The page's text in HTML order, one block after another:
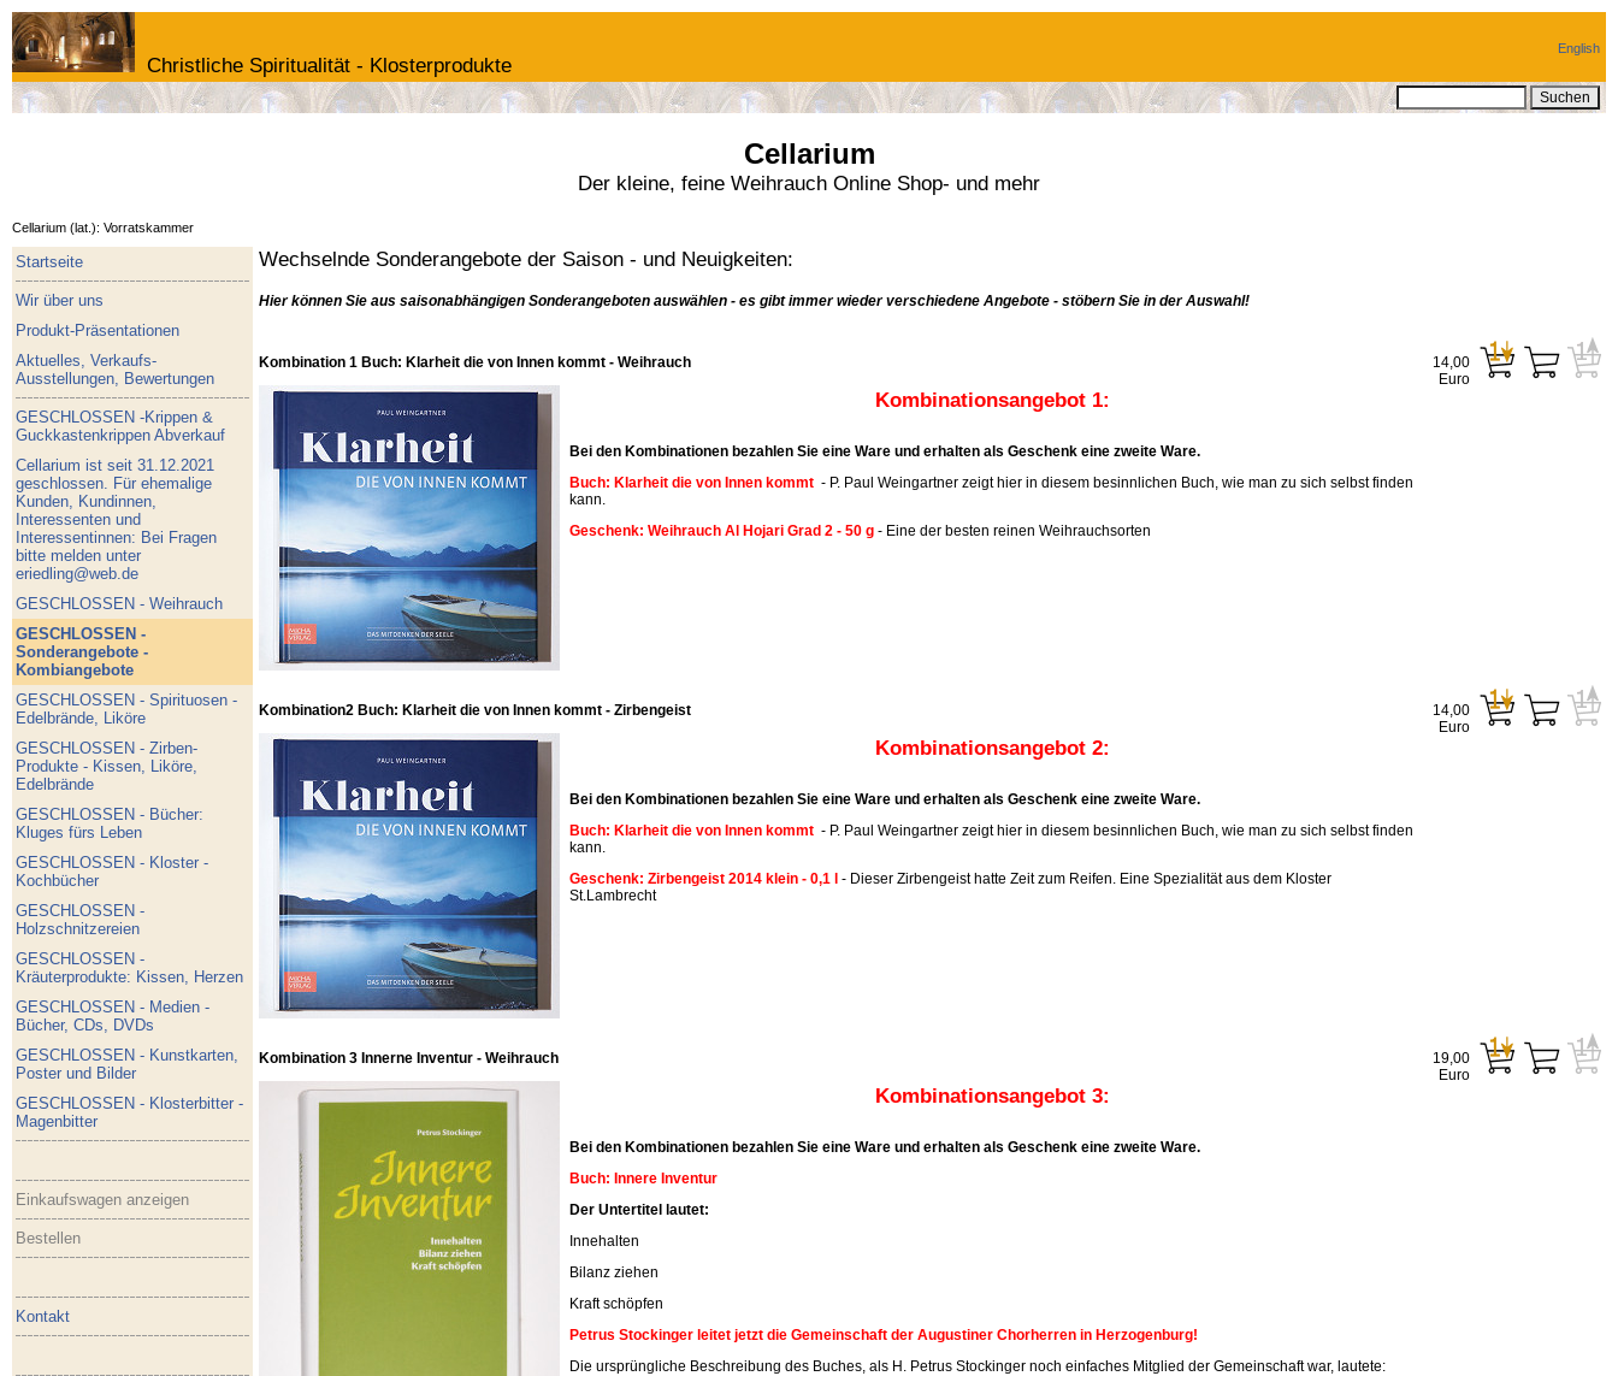
Christliche Spiritualität - Klosterprodukte
English
Cellarium
Der kleine, feine Weihrauch Online Shop- und mehr
Cellarium (lat.): Vorratskammer
Startseite
Wir über uns
Produkt-Präsentationen
Aktuelles, Verkaufs-
Ausstellungen, Bewertungen
GESCHLOSSEN -Krippen &
Guckkastenkrippen Abverkauf
Cellarium ist seit 31.12.2021
geschlossen. Für ehemalige
Kunden, Kundinnen,
Interessenten und
Interessentinnen: Bei Fragen
bitte melden unter
eriedling@web.de
GESCHLOSSEN - Weihrauch
GESCHLOSSEN -
Sonderangebote -
Kombiangebote
GESCHLOSSEN - Spirituosen -
Edelbrände, Liköre
GESCHLOSSEN - Zirben-
Produkte - Kissen, Liköre,
Edelbrände
GESCHLOSSEN - Bücher:
Kluges fürs Leben
GESCHLOSSEN - Kloster -
Kochbücher
GESCHLOSSEN -
Holzschnitzereien
GESCHLOSSEN -
Kräuterprodukte: Kissen, Herzen
GESCHLOSSEN - Medien -
Bücher, CDs, DVDs
GESCHLOSSEN - Kunstkarten,
Poster und Bilder
GESCHLOSSEN - Klosterbitter -
Magenbitter
Einkaufswagen anzeigen
Bestellen
Kontakt
Wechselnde Sonderangebote der Saison - und Neuigkeiten:
Hier können Sie aus saisonabhängigen Sonderangeboten auswählen - es gibt immer wieder verschiedene Angebote - stöbern Sie in der Auswahl!
Kombination 1 Buch: Klarheit die von Innen kommt - Weihrauch
Kombinationsangebot 1:
Bei den Kombinationen bezahlen Sie eine Ware und erhalten als Geschenk eine zweite Ware.
Buch: Klarheit die von Innen kommt - P. Paul Weingartner zeigt hier in diesem besinnlichen Buch, wie man zu sich selbst finden
kann.
Geschenk: Weihrauch Al Hojari Grad 2 - 50 g - Eine der besten reinen Weihrauchsorten
14,00
Euro
Kombination2 Buch: Klarheit die von Innen kommt - Zirbengeist
Kombinationsangebot 2:
Bei den Kombinationen bezahlen Sie eine Ware und erhalten als Geschenk eine zweite Ware.
Buch: Klarheit die von Innen kommt - P. Paul Weingartner zeigt hier in diesem besinnlichen Buch, wie man zu sich selbst finden
kann.
Geschenk: Zirbengeist 2014 klein - 0,1 l - Dieser Zirbengeist hatte Zeit zum Reifen. Eine Spezialität aus dem Kloster
St.Lambrecht
14,00
Euro
Kombination 3 Innerne Inventur - Weihrauch
Kombinationsangebot 3:
Bei den Kombinationen bezahlen Sie eine Ware und erhalten als Geschenk eine zweite Ware.
Buch: Innere Inventur
Der Untertitel lautet:
Innehalten
Bilanz ziehen
Kraft schöpfen
Petrus Stockinger leitet jetzt die Gemeinschaft der Augustiner Chorherren in Herzogenburg!
Die ursprüngliche Beschreibung des Buches, als H. Petrus Stockinger noch einfaches Mitglied der Gemeinschaft war, lautete:
19,00
Euro